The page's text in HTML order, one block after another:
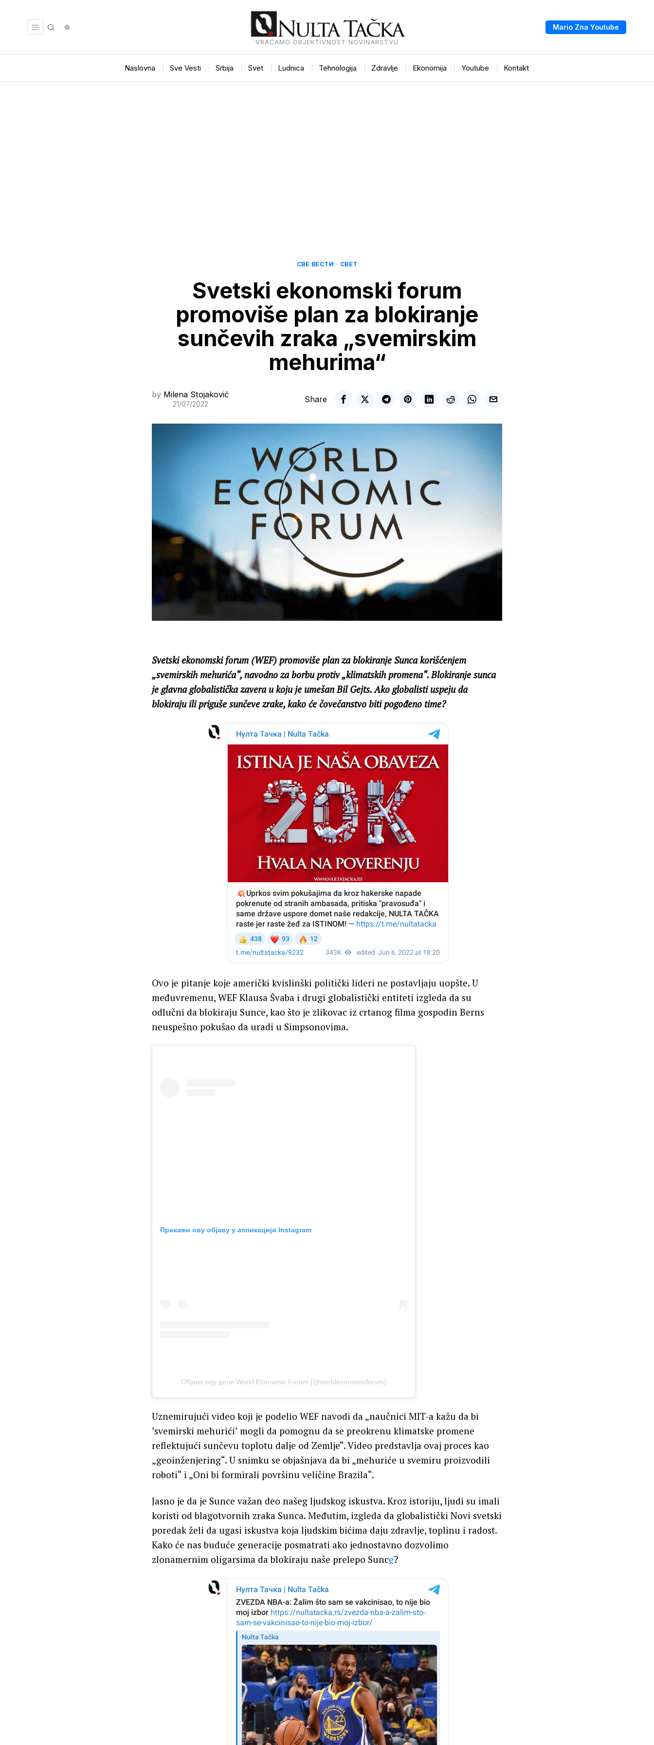
VRAĆAMO OBJEKTIVNOST NOVINARSTVU
Mario Zna Youtube
Naslovna Sve Vesti Srbija Svet Ludnica Tehnologija Zdravlje Ekonomija Youtube Kontakt
СВЕ ВЕСТИ · СВЕТ
Svetski ekonomski forum
promoviše plan za blokiranje
sunčevih zraka „svemirskim
mehurima“
by Milena Stojaković
21/07/2022
Share
Svetski ekonomski forum (WEF) promoviše plan za blokiranje Sunca korišćenjem
„svemirskih mehurića“, navodno za borbu protiv „klimatskih promena“. Blokiranje sunca
je glavna globalistička zavera u koju je umešan Bil Gejts. Ako globalisti uspeju da
blokiraju ili priguše sunčeve zrake, kako će čovečanstvo biti pogođeno time?
Ovo je pitanje koje američki kvislinški politički lideri ne postavljaju uopšte. U
međuvremenu, WEF Klausa Švaba i drugi globalistički entiteti izgleda da su
odlučni da blokiraju Sunce, kao što je zlikovac iz crtanog filma gospodin Berns
neuspešno pokušao da uradi u Simpsonovima.
Прикажи ову објаву у апликацији Instagram
Објава коју дели World Economic Forum (@worldeconomicforum)
Uznemirujući video koji je podelio WEF navodi da „naučnici MIT-a kažu da bi
’svemirski mehurići’ mogli da pomognu da se preokrenu klimatske promene
reflektujući sunčevu toplotu dalje od Zemlje“. Video predstavlja ovaj proces kao
„geoinženjering“. U snimku se objašnjava da bi „mehuriće u svemiru proizvodili
roboti“ i „Oni bi formirali površinu veličine Brazila“.
Jasno je da je Sunce važan deo našeg ljudskog iskustva. Kroz istoriju, ljudi su imali
koristi od blagotvornih zraka Sunca. Međutim, izgleda da globalistički Novi svetski
poredak želi da ugasi iskustva koja ljudskim bićima daju zdravlje, toplinu i radost.
Kako će nas buduće generacije posmatrati ako jednostavno dozvolimo
zlonamernim oligarsima da blokiraju naše prelepo Sunce?